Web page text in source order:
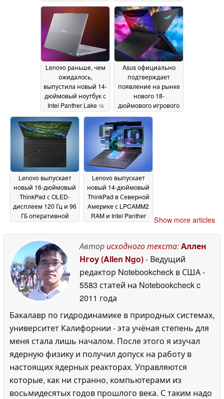
17 May 2026 16 May 2026
Lenovo раньше, чем
ожидалось,
выпустила новый 14-
дюймовый ноутбук с
Intel Panther Lake 16
May 2026
Asus официально
подтверждает
появление на рынке
нового 18-
дюймового игрового
увеличенной
производительностью
320 Вт и 4K Mini LED
дисплеем
Lenovo выпускает
новый 16-дюймовый
ThinkPad с OLED-
дисплеем 120 Гц и 96
ГБ оперативной
Lenovo выпускает
новый 14-дюймовый
ThinkPad в Северной
Америке с LPCAMM2
RAM и Intel Panther
Show more articles
Авторисходного текста:Аллен
Нгоу (Allen Ngo)- Ведущий
редактор Notebookcheck в США-
5583 статей на Notebookcheckc
2011 года
Бакалавр по гидродинамике в природных системах,
университет Калифорнии - эта учёная степень для
меня стала лишь началом. После этого я изучал
ядерную физику и получил допуск на работу в
настоящих ядерных реакторах. Управляются
которые, как ни странно, компьютерами из
восьмидесятых годов прошлого века. С таким надо